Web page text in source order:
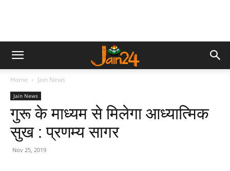
Home Jain News
Jain News
गुरू के माध्यम से मिलेगा आध्यात्मिक
सुख : प्रणम्य सागर
Nov 25, 2019